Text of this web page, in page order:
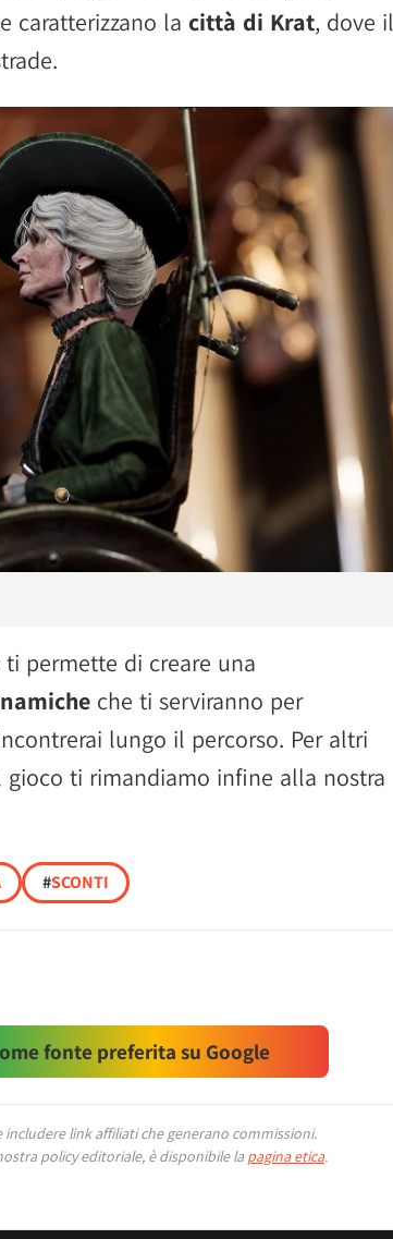
caratterizzano la città di Krat, dove il
permette di creare una
che ti serviranno per
lungo il percorso. Per altri
ti rimandiamo infine alla nostra
#SCONTI
fonte preferita su Google
link affiliati che generano commissioni.
policy editoriale, è disponibile la pagina etica.